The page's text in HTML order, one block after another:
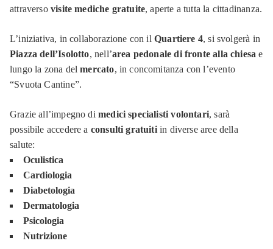
attraverso visite mediche gratuite, aperte a tutta la cittadinanza.
L’iniziativa, in collaborazione con ilQuartiere 4, si svolgerà in
Piazza dell’Isolotto, nell’area pedonale di fronte alla chiesa e
lungo la zona delmercato, in concomitanza con l’evento
“Svuota Cantine”.
Grazie all’impegno di medici specialisti volontari, sarà
possibile accedere a consulti gratuitiin diverse aree della
salute:
Oculistica
Cardiologia
Diabetologia
Dermatologia
Psicologia
Nutrizione